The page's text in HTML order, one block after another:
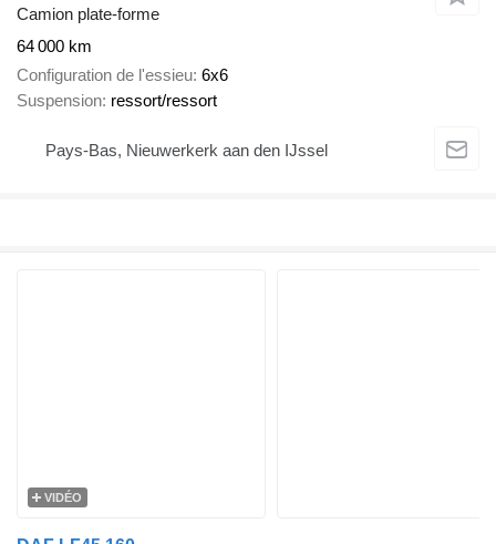
Camion plate-forme
64 000 km
Configuration de l'essieu 6x6
Suspension ressort/ressort
Pays-Bas, Nieuwerkerk aan den IJssel
VIDÉO